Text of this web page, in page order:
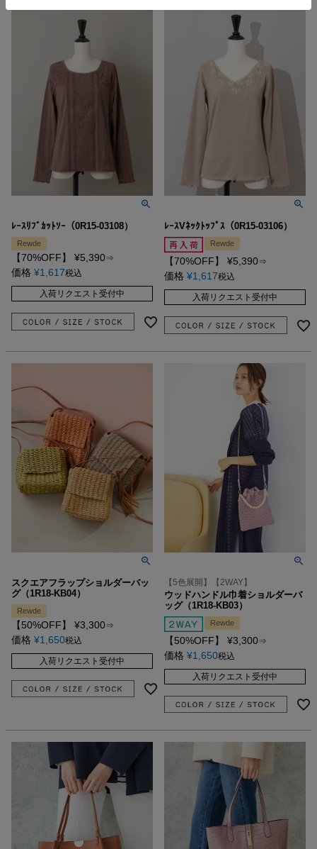
ﾚｰｽﾘﾌﾞｶｯﾄｿｰ（0R15-03108）
Rewde
【70%OFF】 ¥5,390⇒
価格 ¥1,617税込
入荷リクエスト受付中
ﾚｰｽVﾈｯｸﾄｯﾌﾟｽ（0R15-03106）
Rewde
【70%OFF】 ¥5,390⇒
価格 ¥1,617税込
入荷リクエスト受付中
スクエアフラップショルダーバッ
グ（1R18-KB04）
Rewde
【50%OFF】 ¥3,300⇒
価格 ¥1,650税込
入荷リクエスト受付中
【5色展開】【2WAY】
ウッドハンドル巾着ショルダーバ
ッグ（1R18-KB03）
Rewde
【50%OFF】 ¥3,300⇒
価格 ¥1,650税込
入荷リクエスト受付中